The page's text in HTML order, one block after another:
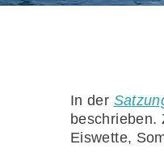
In der
beschrieben.
Eiswette,